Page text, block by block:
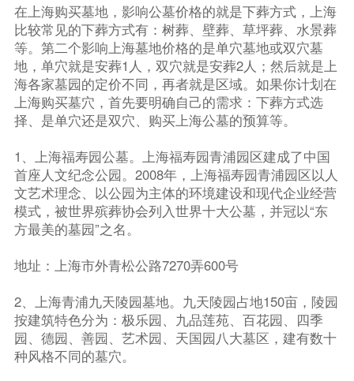
在上海购买墓地，影响公墓价格的就是下葬方式，上海
比较常见的下葬方式有：树葬、壁葬、草坪葬、水景葬
等。第二个影响上海墓地价格的是单穴墓地或双穴墓
地，单穴就是安葬1人，双穴就是安葬2人；然后就是上
海各家墓园的定价不同，再者就是区域。如果你计划在
上海购买墓穴，首先要明确自己的需求：下葬方式选
择、是单穴还是双穴、购买上海公墓的预算等。
1、上海福寿园公墓。上海福寿园青浦园区建成了中国
首座人文纪念公园。2008年，上海福寿园青浦园区以人
文艺术理念、以公园为主体的环境建设和现代企业经营
模式，被世界殡葬协会列入世界十大公墓，并冠以“东
方最美的墓园”之名。
地址：上海市外青松公路7270弄600号
2、上海青浦九天陵园墓地。九天陵园占地150亩，陵园
按建筑特色分为：极乐园、九品莲苑、百花园、四季
园、德园、善园、艺术园、天国园八大墓区，建有数十
种风格不同的墓穴。